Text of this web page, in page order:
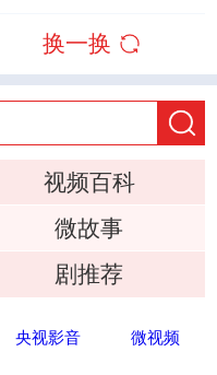
换一换
视频百科
微故事
剧推荐
央视影音
微视频